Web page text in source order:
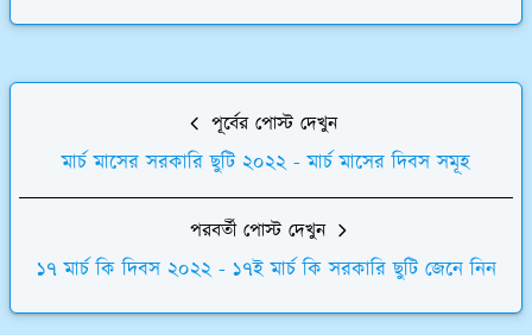
পূর্বের পোস্ট দেখুন
মার্চ মাসের সরকারি ছুটি ২০২২ - মার্চ মাসের দিবস সমূহ
পরবর্তী পোস্ট দেখুন
১৭ মার্চ কি দিবস ২০২২ - ১৭ই মার্চ কি সরকারি ছুটি জেনে নিন